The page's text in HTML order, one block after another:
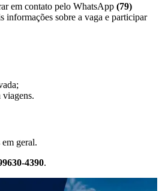
em contato pelo WhatsApp (79)
informações sobre a vaga e participar
em geral.
4390.